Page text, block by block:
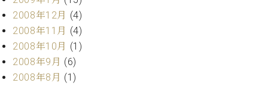
2008年12月 (4)
2008年11月 (4)
2008年10月 (1)
2008年9月 (6)
2008年8月 (1)